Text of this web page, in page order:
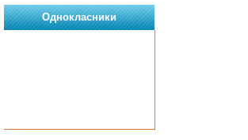
Однокласники